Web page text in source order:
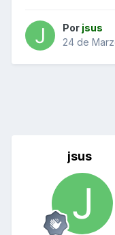
Por jsus
24 de
jsus